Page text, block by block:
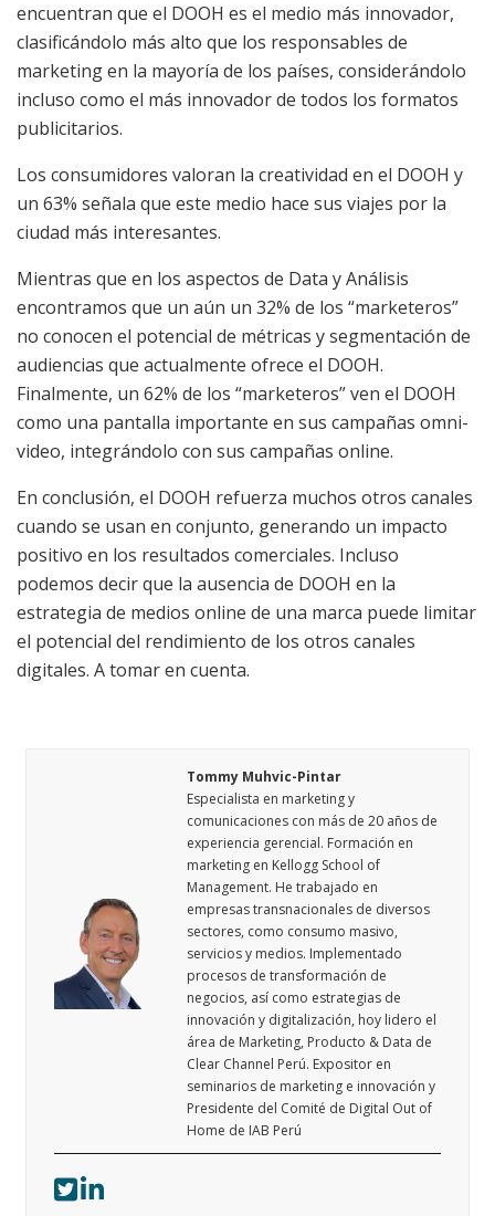
encuentran que el DOOH es el medio más innovador,
clasificándolo más alto que los responsables de
marketing en la mayoría de los países, considerándolo
incluso como ​​el más innovador de todos los formatos
publicitarios.
Los consumidores valoran la creatividad en el DOOH y
un 63% señala que este medio hace sus viajes por la
ciudad más interesantes.
Mientras que en los aspectos de Data y Análisis
encontramos que un aún un 32% de los “marketeros”
no conocen el potencial de métricas y segmentación de
audiencias que actualmente ofrece el DOOH.
Finalmente, un 62% de los “marketeros” ven el DOOH
como una pantalla importante en sus campañas omni-
video, integrándolo con sus campañas online.
En conclusión, el DOOH refuerza muchos otros canales
cuando se usan en conjunto, generando un impacto
positivo en los resultados comerciales. Incluso
podemos decir que la ausencia de DOOH en la
estrategia de medios online de una marca puede limitar
el potencial del rendimiento de los otros canales
digitales. A tomar en cuenta.
Tommy Muhvic-Pintar
Especialista en marketing y
comunicaciones con más de 20 años de
experiencia gerencial. Formación en
marketing en Kellogg School of
Management. He trabajado en
empresas transnacionales de diversos
sectores, como consumo masivo,
servicios y medios. Implementado
procesos de transformación de
negocios, así como estrategias de
innovación y digitalización, hoy lidero el
área de Marketing, Producto & Data de
Clear Channel Perú. Expositor en
seminarios de marketing e innovación y
Presidente del Comité de Digital Out of
Home de IAB Perú